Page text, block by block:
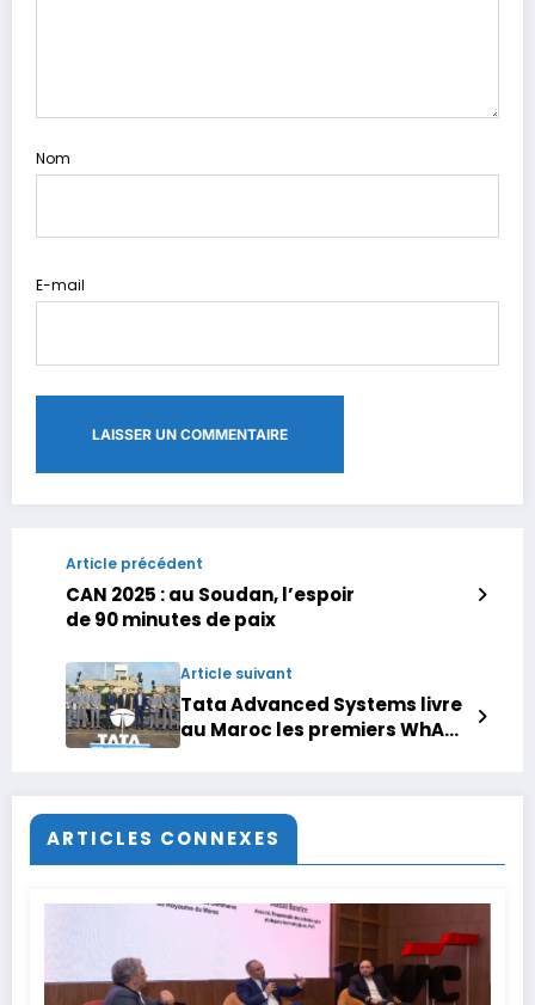
Nom
E-mail
Article précédent
CAN 2025 : au Soudan, l’espoir
de 90 minutes de paix
Article suivant
Tata Advanced Systems livre
au Maroc les premiers WhAP
ARTICLES CONNEXES